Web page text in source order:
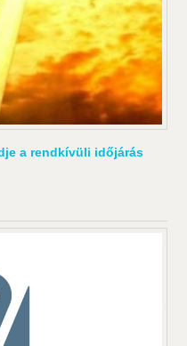
a rendkívüli időjárás